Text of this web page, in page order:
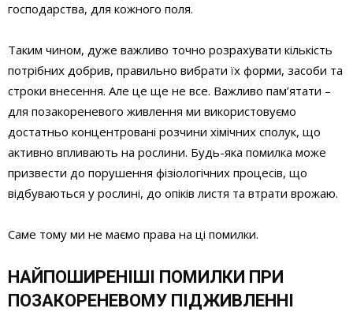
господарства, для кожного поля.
Таким чином, дуже важливо точно розрахувати кількість
потрібних добрив, правильно вибрати їх форми, засоби та
строки внесення. Але це ще не все. Важливо пам’ятати –
для позакореневого живлення ми використовуємо
достатньо концентровані розчини хімічних сполук, що
активно впливають на рослини. Будь-яка помилка може
призвести до порушення фізіологічних процесів, що
відбуваються у рослині, до опіків листя та втрати врожаю.
Саме тому ми не маємо права на ці помилки.
НАЙПОШИРЕНІШІ ПОМИЛКИ ПРИ
ПОЗАКОРЕНЕВОМУ ПІДЖИВЛЕННІ